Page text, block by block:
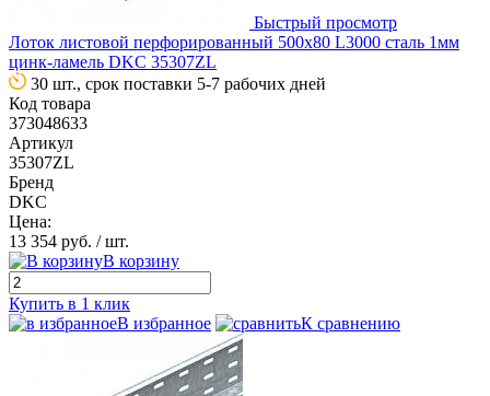
Быстрый просмотр
Лоток листовой перфорированный 500х80 L3000 сталь 1мм
цинк-ламель DKC 35307ZL
30 шт., срок поставки 5-7 рабочих дней
Код товара
373048633
Артикул
35307ZL
Бренд
DKC
Цена:
13 354 руб. / шт.
В корзину
Купить в 1 клик
В избранное
К сравнению